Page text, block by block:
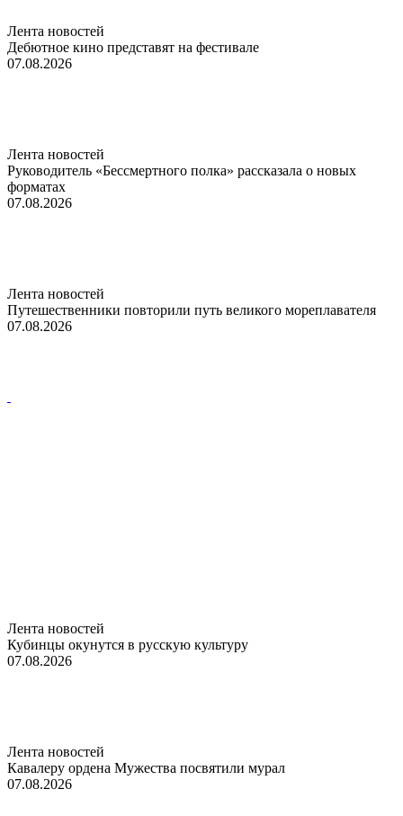
Лента новостей
Дебютное кино представят на фестивале
07.08.2026
Лента новостей
Руководитель «Бессмертного полка» рассказала о новых
форматах
07.08.2026
Лента новостей
Путешественники повторили путь великого мореплавателя
07.08.2026
Лента новостей
Кубинцы окунутся в русскую культуру
07.08.2026
Лента новостей
Кавалеру ордена Мужества посвятили мурал
07.08.2026